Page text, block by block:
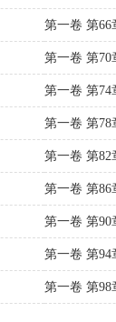
第一卷 第66
第一卷 第70
第一卷 第74
第一卷 第78
第一卷 第82
第一卷 第86
第一卷 第90
第一卷 第94
第一卷 第98